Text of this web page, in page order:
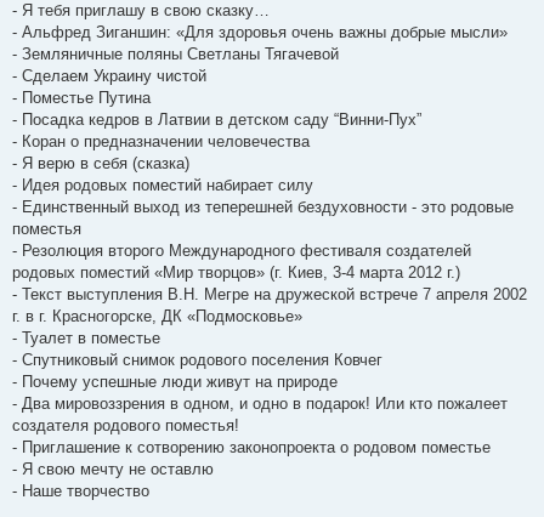
- Я тебя приглашу в свою сказку…
- Альфред Зиганшин: «Для здоровья очень важны добрые мысли»
- Земляничные поляны Светланы Тягачевой
- Сделаем Украину чистой
- Поместье Путина
- Посадка кедров в Латвии в детском саду “Винни-Пух”
- Коран о предназначении человечества
- Я верю в себя (сказка)
- Идея родовых поместий набирает силу
- Единственный выход из теперешней бездуховности - это родовые
поместья
- Резолюция второго Международного фестиваля создателей
родовых поместий «Мир творцов» (г. Киев, 3-4 марта 2012 г.)
- Текст выступления В.Н. Мегре на дружеской встрече 7 апреля 2002
г. в г. Красногорске, ДК «Подмосковье»
- Туалет в поместье
- Спутниковый снимок родового поселения Ковчег
- Почему успешные люди живут на природе
- Два мировоззрения в одном, и одно в подарок! Или кто пожалеет
создателя родового поместья!
- Приглашение к сотворению законопроекта о родовом поместье
- Я свою мечту не оставлю
- Наше творчество